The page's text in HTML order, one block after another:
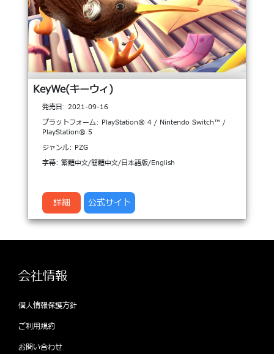
KeyWe(キーウィ)
発売日: 2021-09-16
プラットフォーム: PlayStation® 4 / Nintendo Switch™ /
PlayStation® 5
ジャンル: PZG
字幕: 繁體中文/簡體中文/日本語版/English
詳細 公式サイト
会社情報
個人情報保護方針
ご利用規約
お問い合わせ